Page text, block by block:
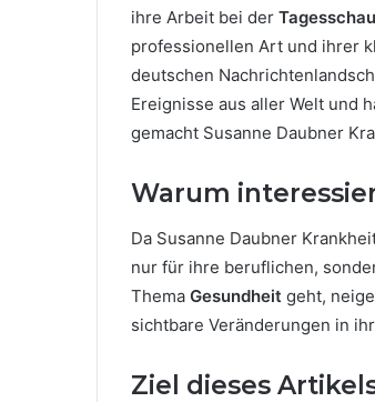
ihre Arbeit bei der Tagesschau
professionellen Art und ihrer
deutschen
Ereignisse aus aller Welt und
gemacht Susanne Daubner
Warum
Da Susanne Daubner
nur für ihre beruflichen,
Thema Gesundheit geht,
sichtbare Veränderungen in
Ziel dieses